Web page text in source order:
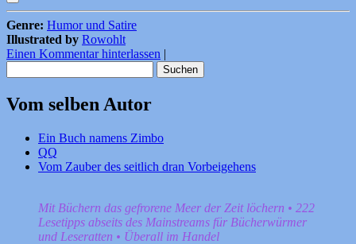
Genre: Humor und Satire
Illustrated by Rowohlt
Einen Kommentar hinterlassen |
nach:
Vom selben Autor
Ein Buch namens Zimbo
QQ
Vom Zauber des seitlich dran Vorbeigehens
Mit Büchern das gefrorene Meer der Zeit löchern • 222
Lesetipps abseits des Mainstreams für Bücherwürmer
und Leseratten • Überall im Handel